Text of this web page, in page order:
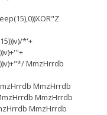
*'+
MmzHrrdb
MmzHrrdb
MmzHrrdb
MmzHrrdb